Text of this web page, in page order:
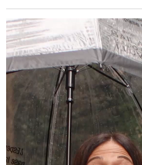
Reproductor
de
vídeo